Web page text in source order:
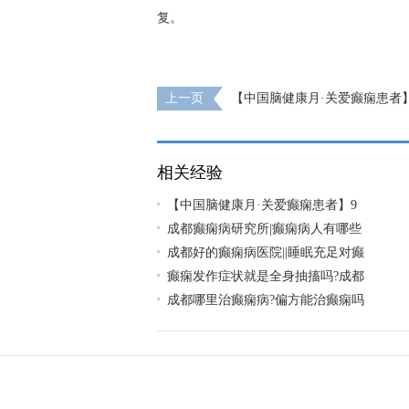
复。
上一页
【中国脑健康月·关爱癫痫患者
早日康复
相关经验
【中国脑健康月·关爱癫痫患者】9
成都癫痫病研究所|癫痫病人有哪些
成都好的癫痫病医院||睡眠充足对癫
癫痫发作症状就是全身抽搐吗?成都
成都哪里治癫痫病?偏方能治癫痫吗